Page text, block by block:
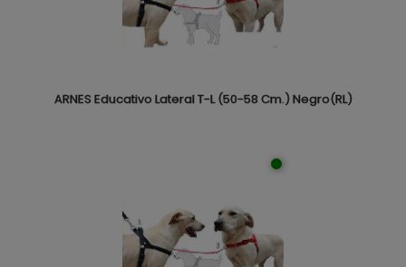
ARNES Educativo Lateral T-L (50-58 Cm.) Negro(RL)